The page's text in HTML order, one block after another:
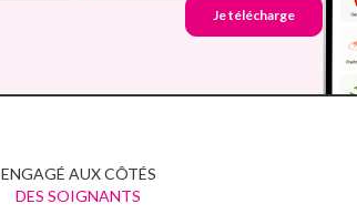
Je télécharge
ENGAGÉ AUX CÔTÉS
DES SOIGNANTS